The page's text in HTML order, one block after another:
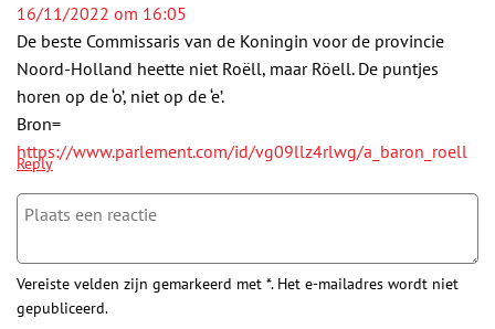
16/11/2022 om 16:05
De beste Commissaris van de Koningin voor de provincie
Noord-Holland heette niet Roëll, maar Röell. De puntjes
horen op de ‘o’, niet op de ‘e’.
Bron=
https://www.parlement.com/id/vg09llz4rlwg/a_baron_roell
Reply
Vereiste velden zijn gemarkeerd met *. Het e-mailadres wordt niet
gepubliceerd.